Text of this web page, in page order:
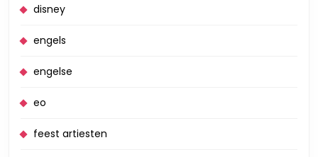
disney
engels
engelse
eo
feest artiesten